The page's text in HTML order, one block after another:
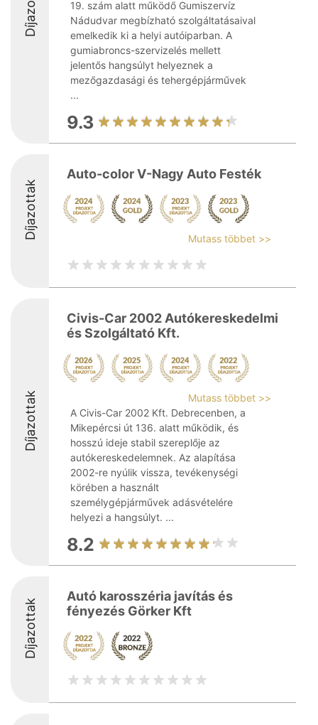
19. szám alatt működő Gumiszervíz
Nádudvar megbízható szolgáltatásaival
emelkedik ki a helyi autóiparban. A
gumiabroncs-szervizelés mellett
jelentős hangsúlyt helyeznek a
mezőgazdasági és tehergépjárművek
...
9.3
Díjazottak
Auto-color V-Nagy Auto Festék
Mutass többet >>
Díjazottak
Civis-Car 2002 Autókereskedelmi
és Szolgáltató Kft.
Mutass többet >>
A Civis-Car 2002 Kft. Debrecenben, a
Mikepércsi út 136. alatt működik, és
hosszú ideje stabil szereplője az
autókereskedelemnek. Az alapítása
2002-re nyúlik vissza, tevékenységi
körében a használt
személygépjárművek adásvételére
helyezi a hangsúlyt. ...
8.2
Díjazottak
Autó karosszéria javítás és
fényezés Görker Kft